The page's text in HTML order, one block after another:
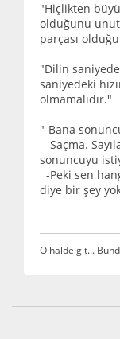
"Hiçlikten
olduğunu
parçası
"Dilin
saniyedeki
olmamalıdır."
"-Bana
-Saçma.
sonuncuyu
-Peki sen
diye bir şey
O halde git...